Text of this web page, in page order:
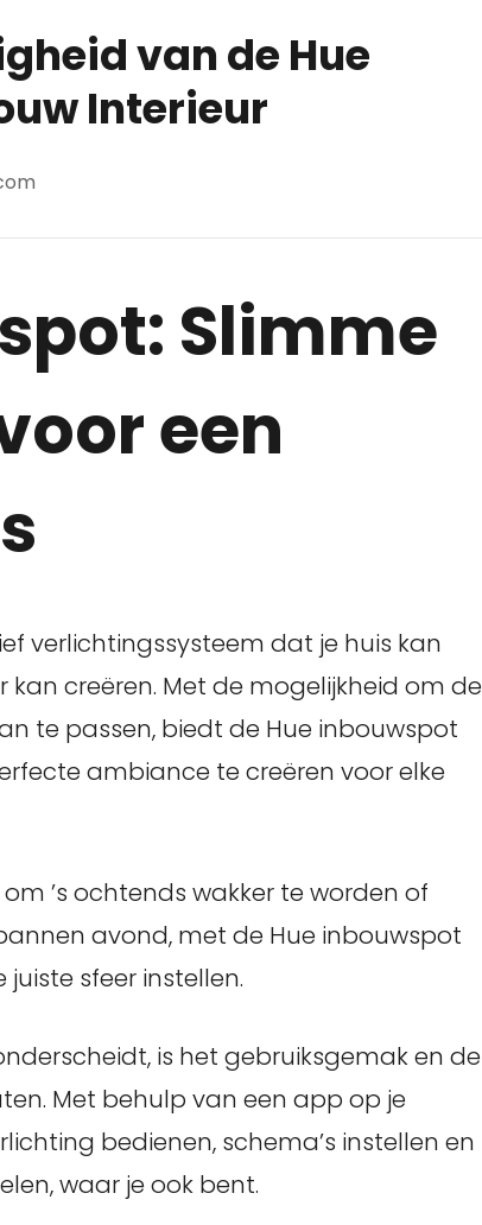
van de Hue
Interieur
Slimme
een
verlichtingssysteem dat je huis kan
creëren. Met de mogelijkheid om de
te passen, biedt de Hue inbouwspot
ambiance te creëren voor elke
’s ochtends wakker te worden of
avond, met de Hue inbouwspot
sfeer instellen.
is het gebruiksgemak en de
Met behulp van een app op je
bedienen, schema’s instellen en
waar je ook bent.